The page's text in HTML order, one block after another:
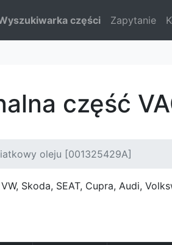
części Zapytanie
część
oleju [001325429A]
VW, Skoda, SEAT, Cupra, Audi,